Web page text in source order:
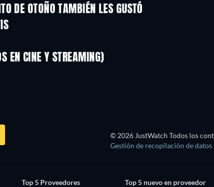
DE OTOÑO TAMBIÉN LES GUSTÓ
EN CINE Y STREAMING)
© 2026 JustWatch Todos los
Gestión de recopilación de datos
Top 5 Proveedores Top 5 nuevo en proveedor